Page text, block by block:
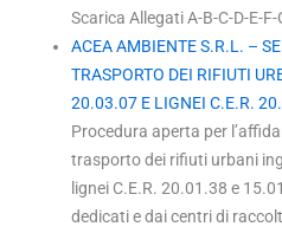
Scarica Allegati A-B-C-D-E-
ACEA AMBIENTE S.R.L. –
TRASPORTO DEI RIFIUTI
20.03.07 E LIGNEI C.E.R.
Procedura aperta per
trasporto dei rifiuti urbani
lignei C.E.R. 20.01.38 e
dedicati e dai centri di